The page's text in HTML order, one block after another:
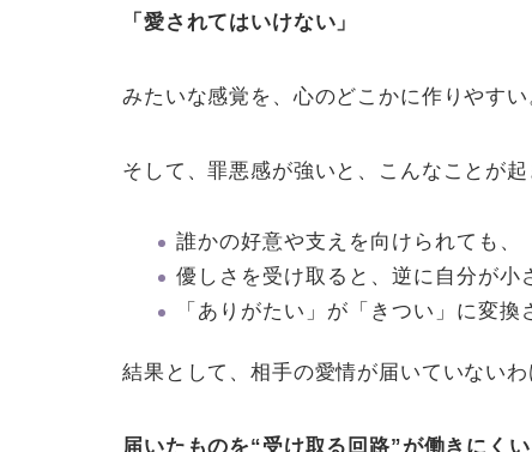
「愛されてはいけない」
みたいな感覚を、心のどこかに作りやすい
そして、罪悪感が強いと、こんなことが起
誰かの好意や支えを向けられても、
優しさを受け取ると、逆に自分が小
「ありがたい」が「きつい」に変換
結果として、相手の愛情が届いていないわ
届いたものを“受け取る回路”が働きにくい